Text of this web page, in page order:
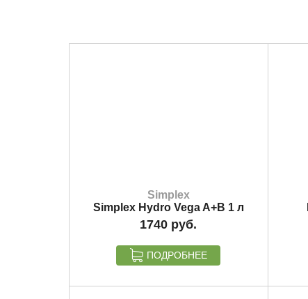
Simplex
Simplex Hydro Vega A+B 1 л
1740
ПОДРОБНЕЕ